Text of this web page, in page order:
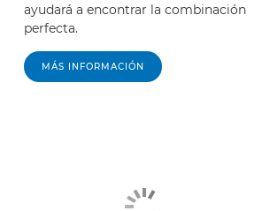
ayudará a encontrar la combinación
perfecta.
MÁS INFORMACIÓN